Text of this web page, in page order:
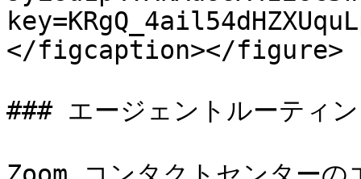
</figcaption></figure>
### エージェントルーティ